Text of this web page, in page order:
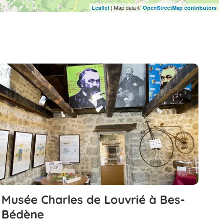
Leaflet | Map data ©OpenStreetMap contributors
Musée Charles de Louvrié à Bes-
Bédène